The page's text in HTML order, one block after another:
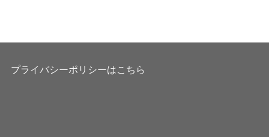
プライバシーポリシーはこちら